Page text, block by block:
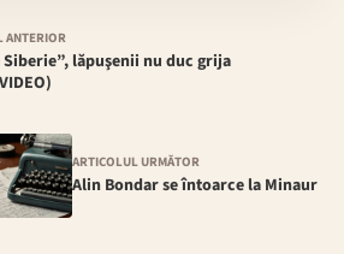
ANTERIOR
lăpuşenii nu duc grija
ARTICOLUL URMĂTOR
Alin Bondar se întoarce la Minaur